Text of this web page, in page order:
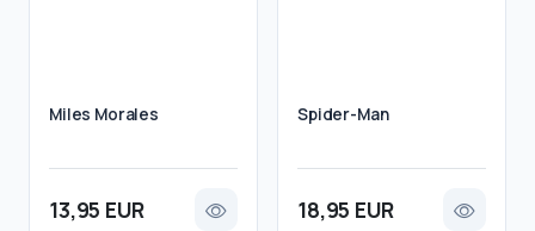
Miles Morales
13,95 EUR
Spider-Man
18,95 EUR